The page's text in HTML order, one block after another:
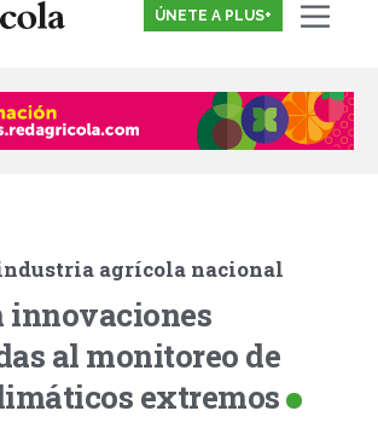
ÚNETE A PLUS+
agrícola nacional
innovaciones
al monitoreo de
extremos